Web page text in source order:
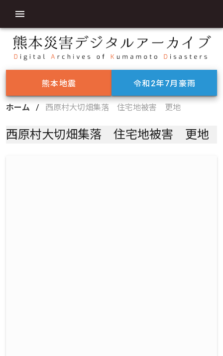
熊本地震 令和2年7月豪雨
ホーム / 西原村大切畑集落 住宅地被害 更地
西原村大切畑集落 住宅地被害 更地